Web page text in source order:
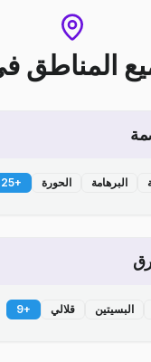
المناطق
البرهامة الحورة +
25
البسيتين قلالي +
9